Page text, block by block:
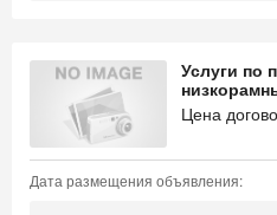
Услуги по
Цена
Дата размещения объявления: